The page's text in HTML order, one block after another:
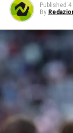
Published 4
By